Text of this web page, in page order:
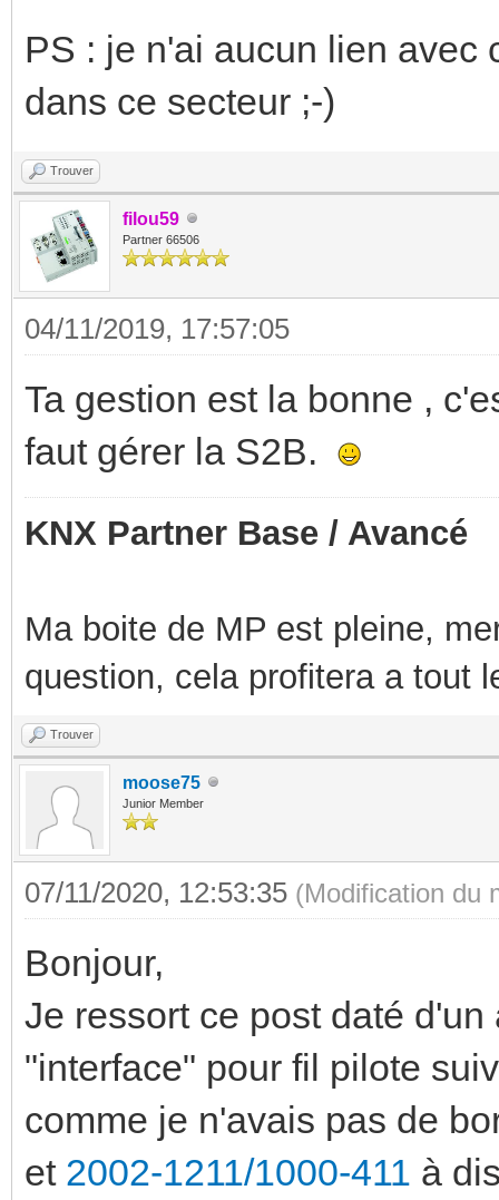
PS : je n'ai aucun lien avec
dans ce secteur ;-)
Trouver
filou59
Partner 66506
04/11/2019, 17:57:05
Ta gestion est la bonne ,
faut gérer la S2B.
KNX Partner Base / Avancé
Ma boite de MP est pleine,
question, cela profitera a tout
Trouver
moose75
Junior Member
07/11/2020, 12:53:35 (Modification du
Bonjour,
Je ressort ce post daté
"interface" pour fil pilote
comme je n'avais pas de
et 2002-1211/1000-411 à